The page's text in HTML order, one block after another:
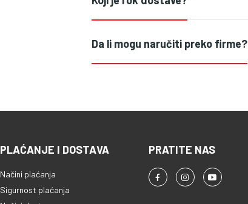
Da li mogu naručiti preko firme?
PLAĆANJE I DOSTAVA
Načini plaćanja
Sigurnost plaćanja
PRATITE NAS